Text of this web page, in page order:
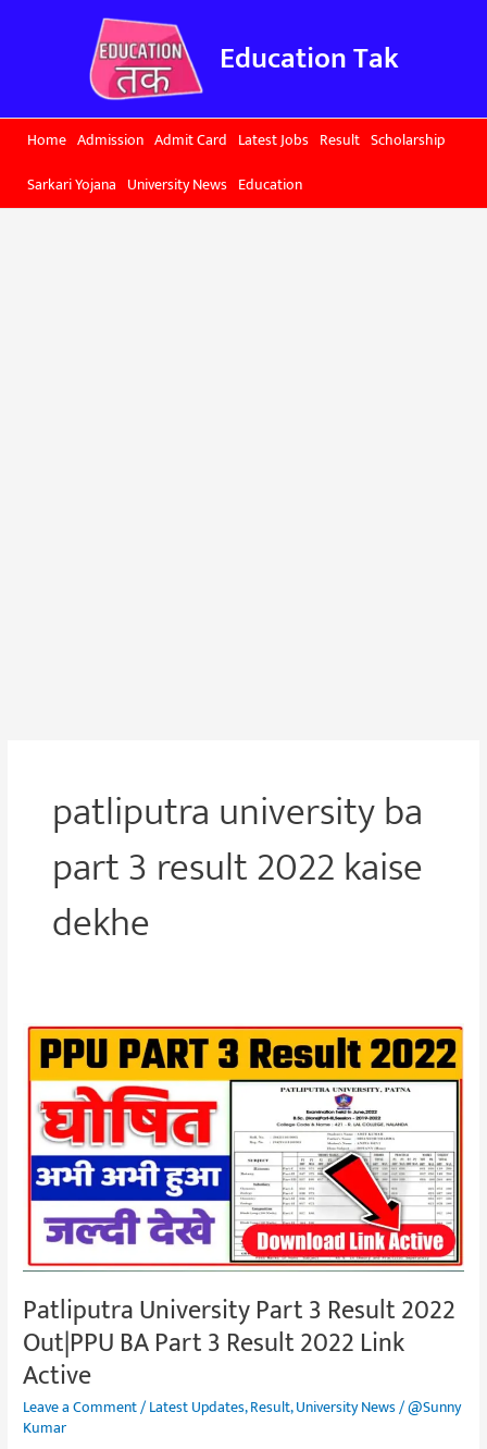
Education Tak
Home Admission Admit Card Latest Jobs Result Scholarship
Sarkari Yojana University News Education
patliputra university ba
part 3 result 2022 kaise
dekhe
Patliputra University Part 3 Result 2022
Out|PPU BA Part 3 Result 2022 Link
Active
Leave a Comment/Latest Updates,Result,University News/@Sunny
Kumar
Patliputra
University
Part
Result
2022
Out|PPU
Result
2022
Link
Active